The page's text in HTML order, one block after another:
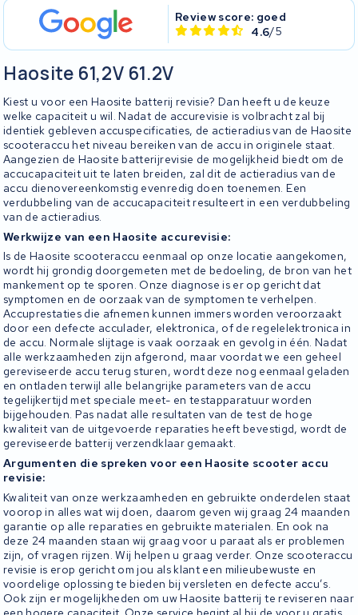
Review score: goed
4.6/5
Haosite 61,2V 61.2V
Kiest u voor een Haosite batterij revisie? Dan heeft u de keuze
welke capaciteit u wil. Nadat de accurevisie is volbracht zal bij
identiek gebleven accuspecificaties, de actieradius van de Haosite
scooteraccu het niveau bereiken van de accu in originele staat.
Aangezien de Haosite batterijrevisie de mogelijkheid biedt om de
accucapaciteit uit te laten breiden, zal dit de actieradius van de
accu dienovereenkomstig evenredig doen toenemen. Een
verdubbeling van de accucapaciteit resulteert in een verdubbeling
van de actieradius.
Werkwijze van een Haosite accurevisie:
Is de Haosite scooteraccu eenmaal op onze locatie aangekomen,
wordt hij grondig doorgemeten met de bedoeling, de bron van het
mankement op te sporen. Onze diagnose is er op gericht dat
symptomen en de oorzaak van de symptomen te verhelpen.
Accuprestaties die afnemen kunnen immers worden veroorzaakt
door een defecte acculader, elektronica, of de regelelektronica in
de accu. Normale slijtage is vaak oorzaak en gevolg in één. Nadat
alle werkzaamheden zijn afgerond, maar voordat we een geheel
gereviseerde accu terug sturen, wordt deze nog eenmaal geladen
en ontladen terwijl alle belangrijke parameters van de accu
tegelijkertijd met speciale meet- en testapparatuur worden
bijgehouden. Pas nadat alle resultaten van de test de hoge
kwaliteit van de uitgevoerde reparaties heeft bevestigd, wordt de
gereviseerde batterij verzendklaar gemaakt.
Argumenten die spreken voor een Haosite scooter accu
revisie:
Kwaliteit van onze werkzaamheden en gebruikte onderdelen staat
voorop in alles wat wij doen, daarom geven wij graag 24 maanden
garantie op alle reparaties en gebruikte materialen. En ook na
deze 24 maanden staan wij graag voor u paraat als er problemen
zijn, of vragen rijzen. Wij helpen u graag verder. Onze scooteraccu
revisie is erop gericht om jou als klant een milieubewuste en
voordelige oplossing te bieden bij versleten en defecte accu’s.
Ook zijn er mogelijkheden om uw Haosite batterij te reviseren naar